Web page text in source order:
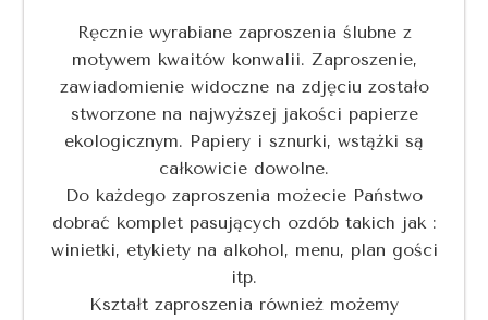
Ręcznie wyrabiane zaproszenia ślubne z
motywem kwaitów konwalii. Zaproszenie,
zawiadomienie widoczne na zdjęciu zostało
stworzone na najwyższej jakości papierze
ekologicznym. Papiery i sznurki, wstążki są
całkowicie dowolne.
Do każdego zaproszenia możecie Państwo
dobrać komplet pasujących ozdób takich jak :
winietki, etykiety na alkohol, menu, plan gości
itp.
Kształt zaproszenia również możemy